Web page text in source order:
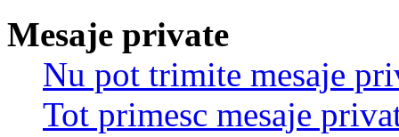
Mesaje private
Nu pot trimite mesaje
Tot primesc mesaje